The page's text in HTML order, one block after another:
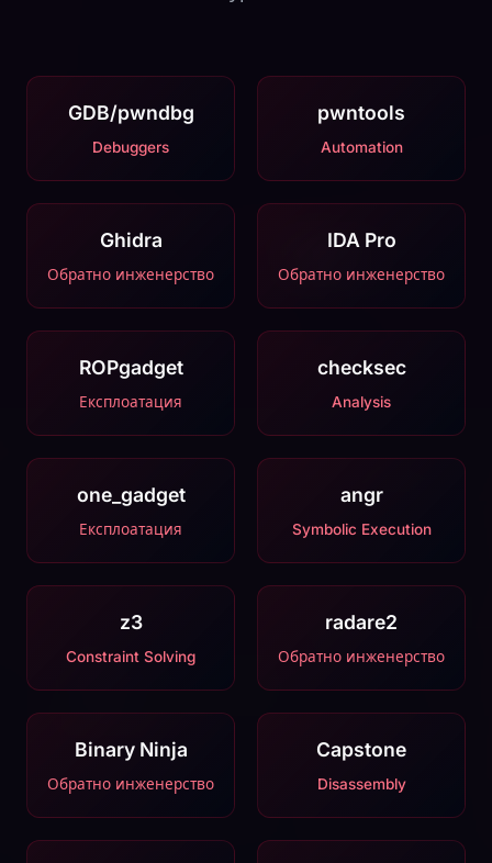
GDB/pwndbg
Debuggers
pwntools
Automation
Ghidra
Обратно инженерство
IDA Pro
Обратно инженерство
ROPgadget
Експлоатация
checksec
Analysis
one_gadget
Експлоатация
angr
Symbolic Execution
z3
Constraint Solving
radare2
Обратно инженерство
Binary Ninja
Обратно инженерство
Capstone
Disassembly